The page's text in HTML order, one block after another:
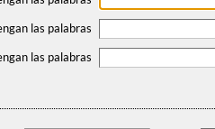
las palabras
las palabras